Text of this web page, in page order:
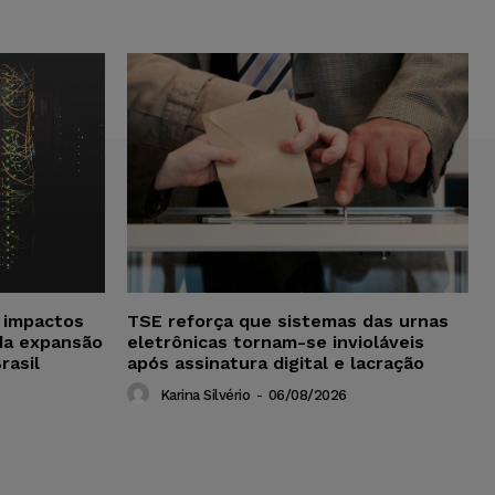
expansão
TSE reforça que sistemas das urnas
eletrônicas tornam-se invioláveis
após assinatura digital e lacração
Karina Silvério - 06/08/2026